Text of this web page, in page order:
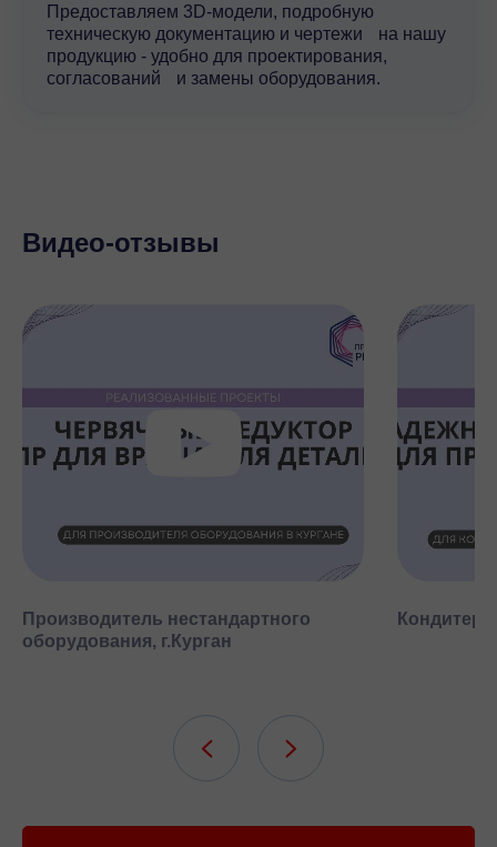
Предоставляем 3D-модели, подробную
техническую документацию и чертежи на нашу
продукцию - удобно для проектирования,
согласований и замены оборудования.
Видео-отзывы
Производитель нестандартного
оборудования, г.Курган